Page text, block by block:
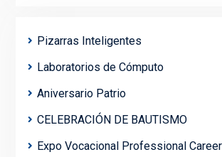
Pizarras Inteligentes
Laboratorios de Cómputo
Aniversario Patrio
CELEBRACIÓN DE BAUTISMO
Expo Vocacional Professional